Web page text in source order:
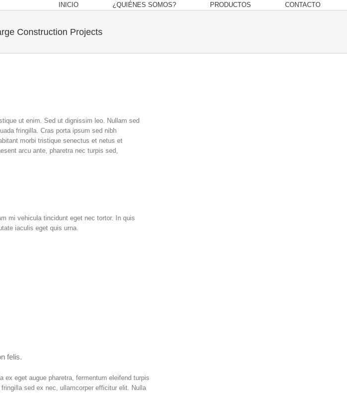
INICIO ¿QUIÉNES SOMOS? PRODUCTOS CONTACTO
Construction Projects
ut enim. Sed ut dignissim leo. Nullam sed
fringilla. Cras porta ipsum sed nibh
morbi tristique senectus et netus et
arcu ante, pharetra nec turpis sed,
mi vehicula tincidunt eget nec tortor. In quis
iaculis eget quis urna.
felis.
eget augue pharetra, fermentum eleifend turpis
sed ex nec, ullamcorper efficitur elit. Nulla